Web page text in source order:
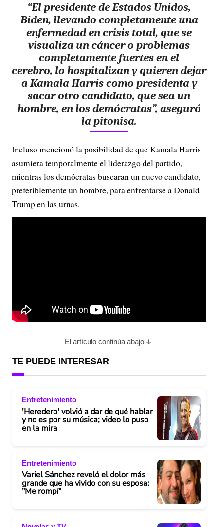
“El presidente de Estados Unidos,
Biden, llevando completamente una
enfermedad en crisis total, que se
visualiza un cáncer o problemas
completamente fuertes en el
cerebro, lo hospitalizan y quieren dejar
a Kamala Harris como presidenta y
sacar otro candidato, que sea un
hombre, en los demócratas”, aseguró
la pitonisa.
Incluso mencionó la posibilidad de que Kamala Harris
asumiera temporalmente el liderazgo del partido,
mientras los demócratas buscaran un nuevo candidato,
preferiblemente un hombre, para enfrentarse a Donald
Trump en las urnas.
El artículo continúa abajo
TE PUEDE INTERESAR
Entretenimiento
'Heredero' volvió a dar de qué hablar
y no es por su música; video lo puso
en la mira
Entretenimiento
Variel Sánchez reveló el dolor más
grande que ha vivido con su esposa:
"Me rompí"